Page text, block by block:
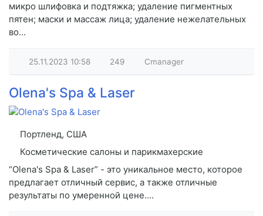
микро шлифовка и подтяжка; удаление пигментных
пятен; маски и массаж лица; удаление нежелательных
во...
25.11.2023 10:58 249 Cmanager
Olena's Spa & Laser
Портленд, США
Косметические салоны и парикмахерские
“Olena's Spa & Laser” - это уникальное место, которое
предлагает отличный сервис, а также отличные
результаты по умеренной цене....